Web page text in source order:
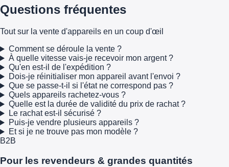
Questions fréquentes
Tout sur la vente d'appareils en un coup d'œil
Comment se déroule la vente ?
À quelle vitesse vais-je recevoir mon argent ?
Qu'en est-il de l'expédition ?
Dois-je réinitialiser mon appareil avant l'envoi ?
Que se passe-t-il si l'état ne correspond pas ?
Quels appareils rachetez-vous ?
Quelle est la durée de validité du prix de rachat ?
Le rachat est-il sécurisé ?
Puis-je vendre plusieurs appareils ?
Et si je ne trouve pas mon modèle ?
B2B
Pour les revendeurs & grandes quantités